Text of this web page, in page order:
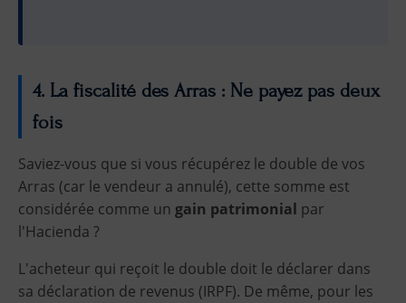
4. La fiscalité des Arras : Ne payez pas deux
fois
Saviez-vous que si vous récupérez le double de vos
Arras (car le vendeur a annulé), cette somme est
considérée comme un gain patrimonial par
l'Hacienda ?
L'acheteur qui reçoit le double doit le déclarer dans
sa déclaration de revenus (IRPF). De même, pour les